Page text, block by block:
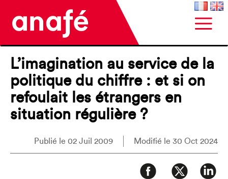
L’imagination au service de la
politique du chiffre : et si on
refoulait les étrangers en
situation régulière ?
Publié le 02 Juil 2009 Modifié le 30 Oct 2024